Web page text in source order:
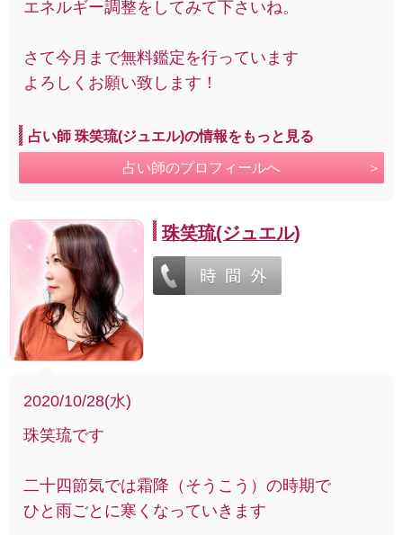
エネルギー調整をしてみて下さいね。
さて今月まで無料鑑定を行っています
よろしくお願い致します！
占い師 珠笑琉(ジュエル)の情報をもっと見る
占い師のプロフィールへ
珠笑琉(ジュエル)
2020/10/28(水)
珠笑琉です
二十四節気では霜降（そうこう）の時期で
ひと雨ごとに寒くなっていきます